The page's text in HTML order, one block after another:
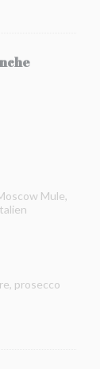
Mule,
prosecco